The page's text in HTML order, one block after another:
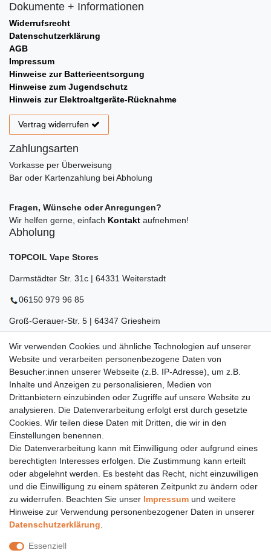
Dokumente + Informationen
Widerrufsrecht
Datenschutzerklärung
AGB
Impressum
Hinweise zur Batterieentsorgung
Hinweise zum Jugendschutz
Hinweis zur Elektroaltgeräte-Rücknahme
Vertrag widerrufen
Zahlungsarten
Vorkasse per Überweisung
Bar oder Kartenzahlung bei Abholung
Fragen, Wünsche oder Anregungen?
Wir helfen gerne, einfach Kontakt aufnehmen!
Abholung
TOPCOIL Vape Stores
Darmstädter Str. 31c | 64331 Weiterstadt
06150 979 96 85
Groß-Gerauer-Str. 5 | 64347 Griesheim
06155 834 88 58
Eberstädter Str. 21 | 64319 Pfungstadt
06157 984 88 55
Öffnungszeiten finden Sie hier: www.topcoil.de
E-MAIL **
Newsletter
Honig
Hiermit bestätige ich, dass ich dieDaten­schutz­erklärunggelesen habe.
Meine Einwilligung kann ich jederzeit widerrufen.**
Abonnieren
Versand
Wir verwenden Cookies und ähnliche Technologien auf unserer
Website und verarbeiten personenbezogene Daten von
Besucher:innen unserer Webseite (z.B. IP-Adresse), um z.B.
Inhalte und Anzeigen zu personalisieren, Medien von
Drittanbietern einzubinden oder Zugriffe auf unsere Website zu
analysieren. Die Datenverarbeitung erfolgt erst durch gesetzte
Cookies. Wir teilen diese Daten mit Dritten, die wir in den
Einstellungen benennen.
Die Datenverarbeitung kann mit Einwilligung oder aufgrund eines
berechtigten Interesses erfolgen. Die Zustimmung kann erteilt
oder abgelehnt werden. Es besteht das Recht, nicht einzuwilligen
und die Einwilligung zu einem späteren Zeitpunkt zu ändern oder
zu widerrufen. Beachten Sie unser Impressum und weitere
Hinweise zur Verwendung personenbezogener Daten in unserer
Daten­schutz­erklärung
Essenziell